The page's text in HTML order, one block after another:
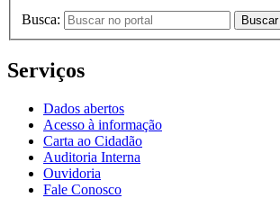
Busca: Buscar
Serviços
Dados abertos
Acesso à informação
Carta ao Cidadão
Auditoria Interna
Ouvidoria
Fale Conosco